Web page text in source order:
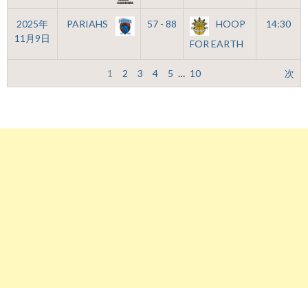
2025年
11月9日
PARIAHS 57 - 88
HOOP
FOR EARTH
14:30
1 2 3 4 5 … 10 次